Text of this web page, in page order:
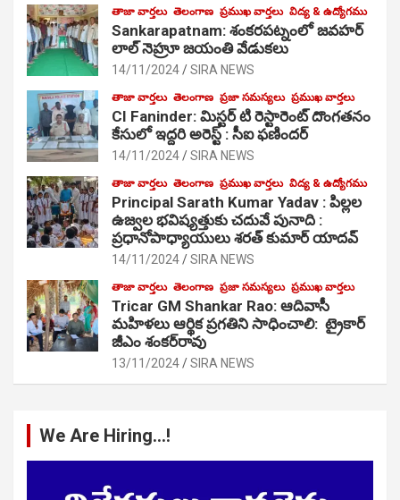
తాజా వార్తలు తెలంగాణ ప్రముఖ వార్తలు విద్య & ఉద్యోగము
Sankarapatnam: శంకరపట్నంలో జవహర్
లాల్ నెహ్రూ జయంతి వేడుకలు
14/11/2024 SIRA NEWS
తాజా వార్తలు తెలంగాణ ప్రజా సమస్యలు ప్రముఖ వార్తలు
CI Faninder: మిస్టర్ టి రెస్టారెంట్ దొంగతనం
కేసులో ఇద్దరి అరెస్ట్ : సీఐ ఫణిందర్
14/11/2024 SIRA NEWS
తాజా వార్తలు తెలంగాణ ప్రముఖ వార్తలు విద్య & ఉద్యోగము
Principal Sarath Kumar Yadav : పిల్లల
ఉజ్వల భవిష్యత్తుకు చదువే పునాది :
ప్రధానోపాధ్యాయులు శరత్ కుమార్ యాదవ్
14/11/2024 SIRA NEWS
తాజా వార్తలు తెలంగాణ ప్రజా సమస్యలు ప్రముఖ వార్తలు
Tricar GM Shankar Rao: ఆదివాసీ
మహిళలు ఆర్థిక ప్రగతిని సాధించాలి: ట్రైకార్
జీఎం శంకర్‌రావు
13/11/2024 SIRA NEWS
We Are Hiring…!